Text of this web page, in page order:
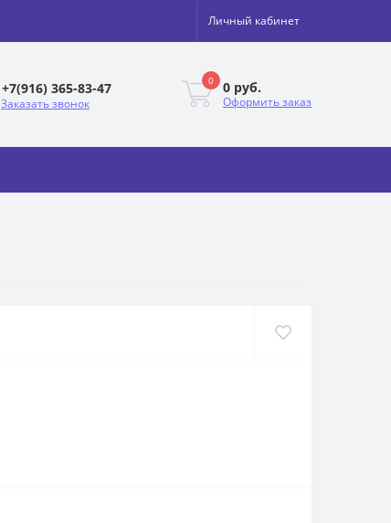
Личный кабинет
+7(916) 365-83-47
Заказать звонок
0 0 руб.
Оформить заказ